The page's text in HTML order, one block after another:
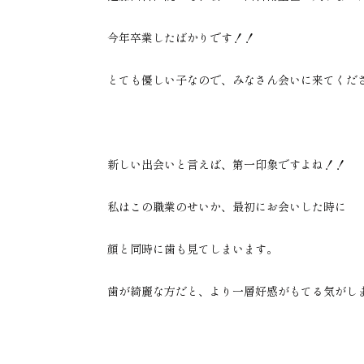
今年卒業したばかりです！！
とても優しい子なので、みなさん会いに来てくだ
新しい出会いと言えば、第一印象ですよね！！
私はこの職業のせいか、最初にお会いした時に
顔と同時に歯も見てしまいます。
歯が綺麗な方だと、より一層好感がもてる気がし